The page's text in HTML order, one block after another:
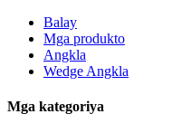
Balay
Mga produkto
Angkla
Wedge Angkla
Mga kategoriya